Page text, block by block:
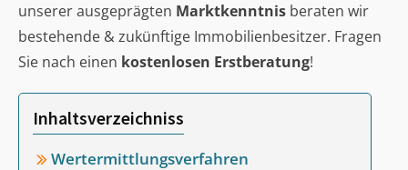
unserer ausgeprägten Marktkenntnis beraten wir
bestehende & zukünftige Immobilienbesitzer. Fragen
Sie nach einen kostenlosen Erstberatung!
Inhaltsverzeichniss
Wertermittlungsverfahren